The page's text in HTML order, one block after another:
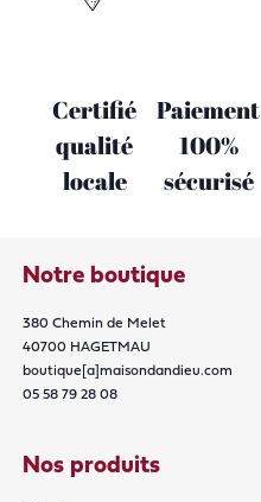
Certifié
qualité
locale
Paiement
100%
sécurisé
Notre boutique
380 Chemin de Melet
40700 HAGETMAU
boutique[a]maisondandieu.com
05 58 79 28 08
Nos produits